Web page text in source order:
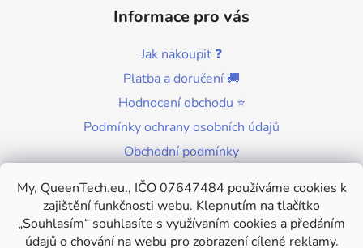
My, QueenTech.eu., IČO 07647484 používáme cookies k
zajištění funkčnosti webu. Klepnutím na tlačítko
„Souhlasím“ souhlasíte s využívaním cookies a předáním
údajů o chování na webu pro zobrazení cílené reklamy.
Informace pro vás
Jak nakoupit ❓
Platba a doručení 🚚
Hodnocení obchodu ⭐
Podmínky ochrany osobních údajů
Obchodní podmínky